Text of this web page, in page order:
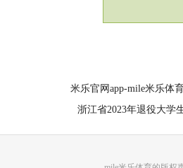
米乐官网app-mile米乐体育
浙江省2023年退役大学